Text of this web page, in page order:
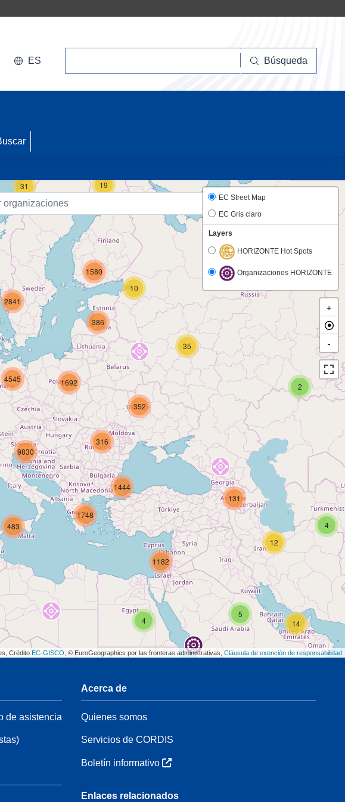
ES Búsqueda
2
10
19
1580
31
2841
483
316
4545 1692
9830
2
4
5
14
35
386
352
4
1748
12
131
1182
1444
EC Street Map
EC Gris claro
Layers
HORIZONTE Hot Spots
Organizaciones HORIZONTE
+
-
Crédito EC-GISCO , © EuroGeographics por las fronteras administrativas, Cláusula de exención de responsabilidad
de asistencia
Acerca de
Quienes somos
Servicios de CORDIS
Boletín informativo
Enlaces relacionados